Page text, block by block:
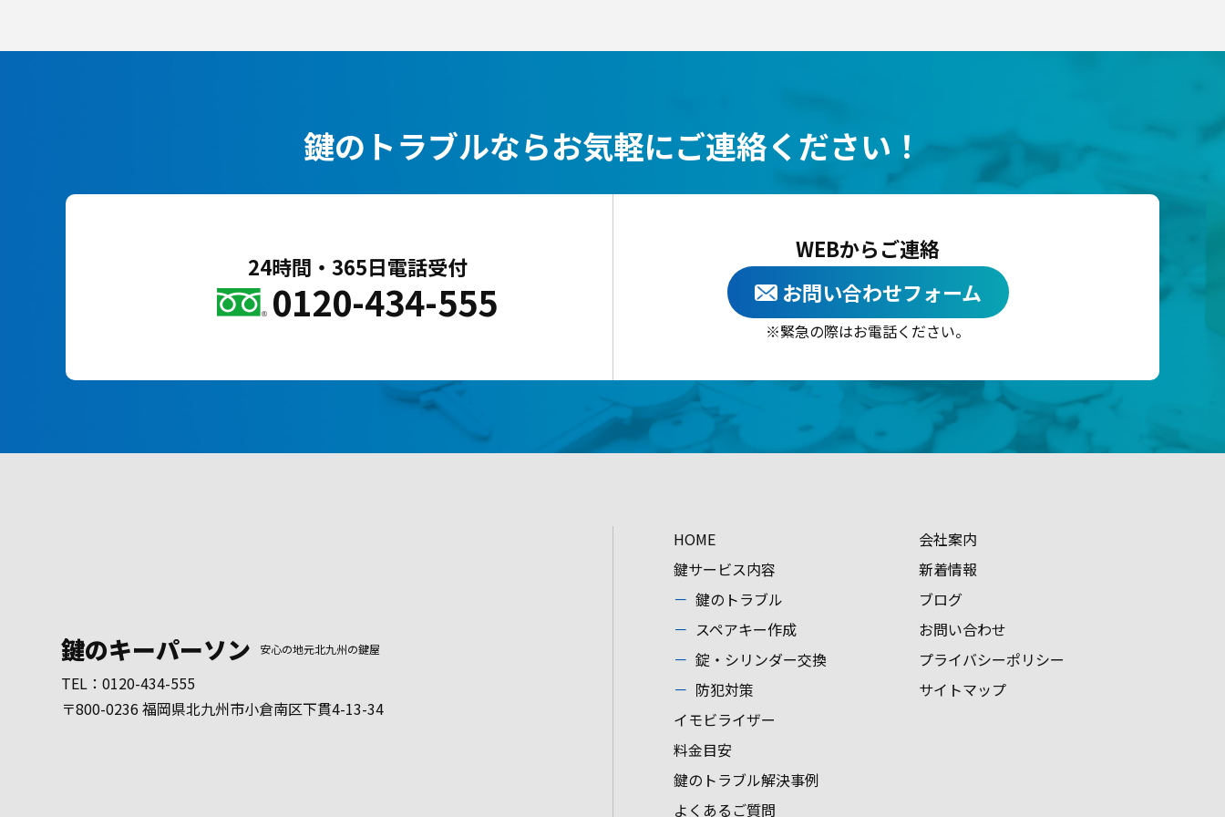
鍵のトラブルならお気軽にご連絡ください！
24時間・365日電話受付
0120-434-555
WEBからご連絡
お問い合わせフォーム
緊急の際はお電話ください。
鍵のキーパーソン 安心の地元北九州の鍵屋
TEL：0120-434-555
〒800-0236 福岡県北九州市小倉南区下貫4-13-34
HOME
鍵サービス内容
鍵のトラブル
スペアキー作成
錠・シリンダー交換
防犯対策
イモビライザー
料金目安
鍵のトラブル解決事例
よくあるご質問
会社案内
新着情報
ブログ
お問い合わせ
プライバシーポリシー
サイトマップ